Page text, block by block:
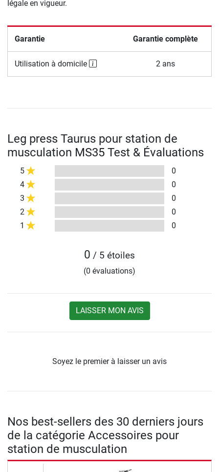
légale en vigueur.
Garantie Garantie complète
Utilisation à domicile 2 ans
Leg press Taurus pour station de
musculation MS35 Test & Évaluations
5
0
4
0
3
0
2
0
1
0
0 / 5 étoiles
(0 évaluations)
LAISSER MON AVIS
Soyez le premier à laisser un avis
Nos best-sellers des 30 derniers jours
de la catégorie Accessoires pour
station de musculation